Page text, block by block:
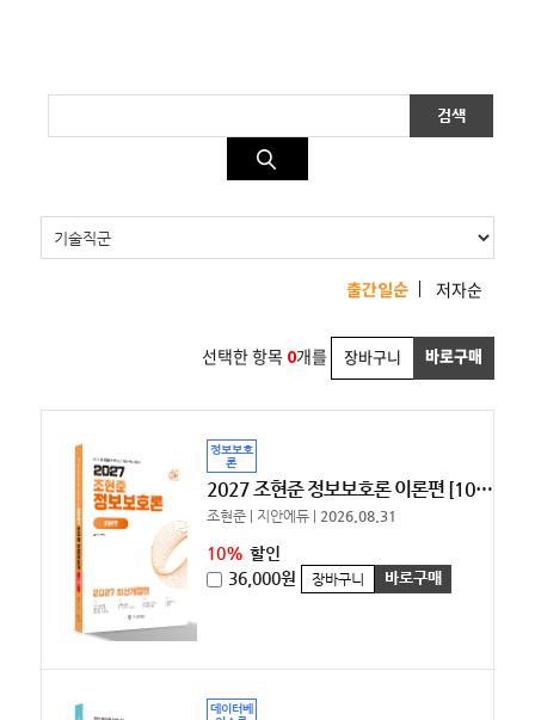
출간일순 저자순
선택한 항목 0개를 장바구니 바로구매
정보보호
론
2027 조현준 정보보호론 이론편 [10%할인]
조현준 | 지안에듀 | 2026.08.31
10% 할인
36,000원
장바구니 바로구매
데이터베